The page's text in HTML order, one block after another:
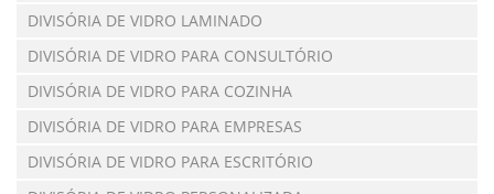
DIVISÓRIA DE VIDRO LAMINADO
DIVISÓRIA DE VIDRO PARA CONSULTÓRIO
DIVISÓRIA DE VIDRO PARA COZINHA
DIVISÓRIA DE VIDRO PARA EMPRESAS
DIVISÓRIA DE VIDRO PARA ESCRITÓRIO